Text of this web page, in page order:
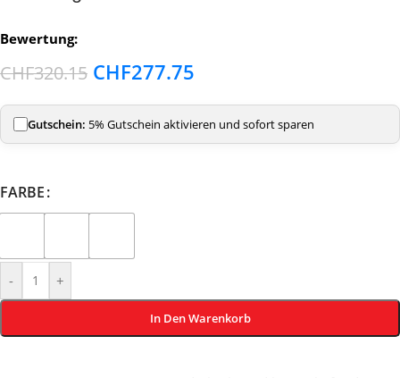
Bewertung:
CHF320.15 CHF277.75
Gutschein: 5% Gutschein aktivieren und sofort sparen
FARBE
- +
In Den Warenkorb